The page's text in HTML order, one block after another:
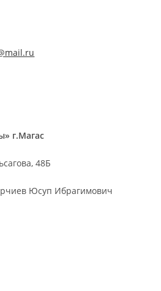
г.Магас
48Б
Юсуп Ибрагимович